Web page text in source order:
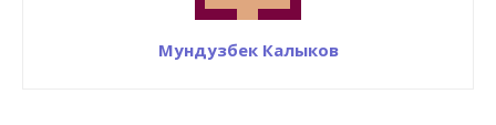
Мундузбек Калыков